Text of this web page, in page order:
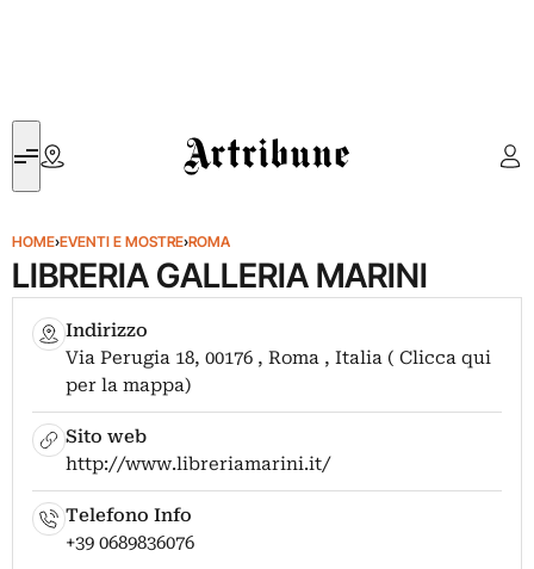
Artribune
HOME›EVENTI E MOSTRE›ROMA
LIBRERIA GALLERIA MARINI
Indirizzo
Via Perugia 18, 00176 , Roma , Italia ( Clicca qui
per la mappa)
Sito web
http://www.libreriamarini.it/
Telefono Info
+39 0689836076